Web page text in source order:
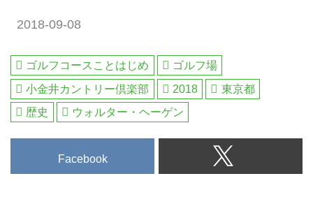
に101山荘を建て、週末に集う仲
間との団らんから「ここにゴルフ
場を造ろう」となったのが明治29
年（1896年）の夏でした。
2018-09-08
ゴルフコースことはじめ
ゴルフ場
小金井カントリー倶楽部
2018
東京都
歴史
ウォルター・ヘーゲン
Facebook